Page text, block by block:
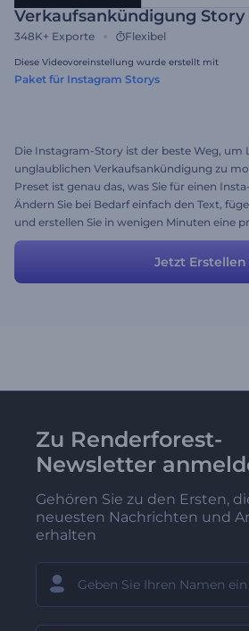
Verkaufsankündigung Story
348K+ Exporte Flexibel
Diese Videovoreinstellung wurde erstellt mit
Paket für Instagram Storys
Die Instagram-Story ist der beste Weg, um
unglaublichen Verkaufsankündigung zu
Preset ist genau das, was Sie für einen
Ändern Sie bei Bedarf einfach den Text,
und erstellen Sie in wenigen Minuten eine
Story! Lassen Sie Ihre Kunden nicht warten
Jetzt Erstellen
Zu Renderforest-
Newsletter
Gehören Sie zu den Ersten,
neuesten Nachrichten und
erhalten